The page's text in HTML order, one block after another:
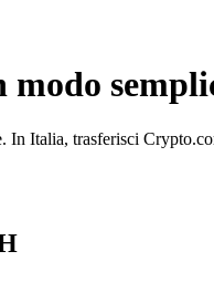
In Italia, trasferisci